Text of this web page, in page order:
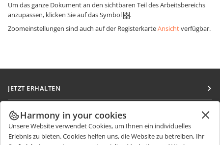
Um das ganze Dokument an den sichtbaren Teil des Arbeitsbereichs
anzupassen, klicken Sie auf das Symbol
.
Zoomeinstellungen sind auch auf der RegisterkarteAnsichtverfügbar.
JETZT ERHALTEN
Docs
DocSpace
Workspace
ZUSAMMENARBEITEN
Für Mitwirkende
NACHRICHTEN ERHALTEN
Harmony in your cookies
Unsere Website verwendet Cookies, um Ihnen ein individuelles
Erlebnis zu bieten. Cookies helfen uns, die Website zu betreiben, Ihr